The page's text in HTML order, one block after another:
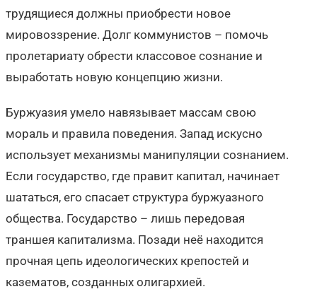
трудящиеся должны приобрести новое
мировоззрение. Долг коммунистов – помочь
пролетариату обрести классовое сознание и
выработать новую концепцию жизни.
Буржуазия умело навязывает массам свою
мораль и правила поведения. Запад искусно
использует механизмы манипуляции сознанием.
Если государство, где правит капитал, начинает
шататься, его спасает структура буржуазного
общества. Государство – лишь передовая
траншея капитализма. Позади неё находится
прочная цепь идеологических крепостей и
казематов, созданных олигархией.